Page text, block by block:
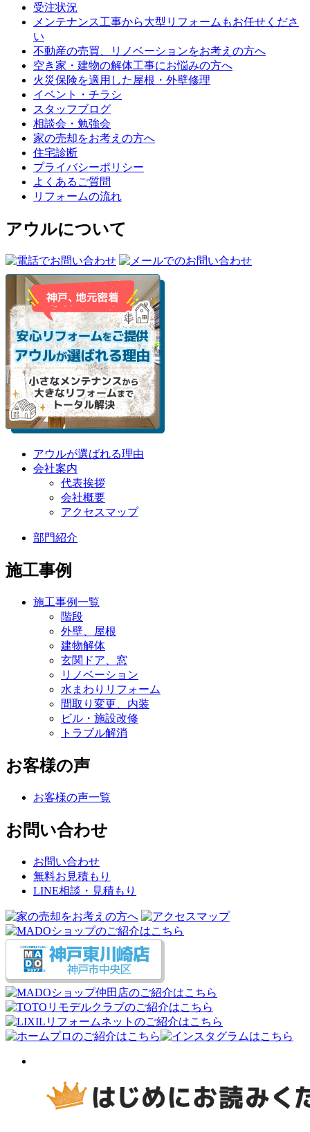
受注状況
メンテナンス工事から大型リフォームもお任せくださ
い
不動産の売買、リノベーションをお考えの方へ
空き家・建物の解体工事にお悩みの方へ
火災保険を適用した屋根・外壁修理
イベント・チラシ
スタッフブログ
相談会・勉強会
家の売却をお考えの方へ
住宅診断
プライバシーポリシー
よくあるご質問
リフォームの流れ
アウルについて
アウルが選ばれる理由
会社案内
代表挨拶
会社概要
アクセスマップ
部門紹介
施工事例
施工事例一覧
階段
外壁、屋根
建物解体
玄関ドア、窓
リノベーション
水まわりリフォーム
間取り変更、内装
ビル・施設改修
トラブル解消
お客様の声
お客様の声一覧
お問い合わせ
お問い合わせ
無料お見積もり
LINE相談・見積もり